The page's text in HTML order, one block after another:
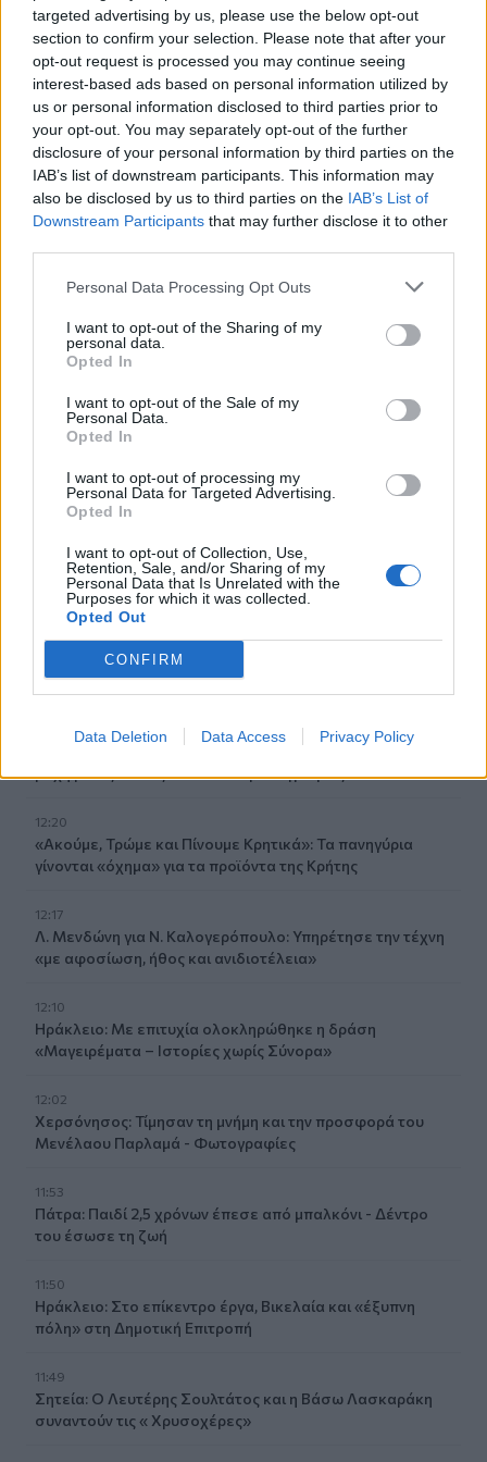
targeted advertising by us, please use the below opt-out
section to confirm your selection. Please note that after your
opt-out request is processed you may continue seeing
interest-based ads based on personal information utilized by
us or personal information disclosed to third parties prior to
your opt-out. You may separately opt-out of the further
disclosure of your personal information by third parties on the
IAB’s list of downstream participants. This information may
also be disclosed by us to third parties on the IAB’s List of
Downstream Participants that may further disclose it to other
Personal Data Processing Opt Outs
I want to opt-out of the Sharing of my
personal data.
Opted In
I want to opt-out of the Sale of my
Personal Data.
Opted In
I want to opt-out of processing my
Personal Data for Targeted Advertising.
Opted In
I want to opt-out of Collection, Use,
Retention, Sale, and/or Sharing of my
Personal Data that Is Unrelated with the
Purposes for which it was collected.
Opted Out
CONFIRM
Data Deletion Data Access Privacy Policy
Ροή ειδήσεων Δημοφιλή
13:11
Περιφέρεια Κρήτης: Μισό εκατομ. ευρώ για έργα οδικής
ασφάλειας
Έρχονται νέες προσλήψεις στο Λιμενικό - "Ενισχύσαμε
12:49
μητέρα της που χάθηκε στην εμπρηστική επίθεση
Μαρινάκης για Αλ. Τσίπρα: Η συλλογική μνήμη δεν σβήνει
τόσο εύκολα όσο εκείνος πιστεύει
Κικίλιας: «Έρχονται 420 νέες προσλήψεις στο Λιμενικό
Σώμα»
12:34
Νέο ρεκόρ για την "Οδύσσεια" - Η πιο επιτυχημένη ταινία
του Νόλαν
Φωτιά στον Κουβαρά: Καλύτερη η εικόνα, συνεχίζεται η
μάχη με τις εστίες - Βίντεο & φωτογραφίες
12:20
«Ακούμε, Τρώμε και Πίνουμε Κρητικά»: Τα πανηγύρια
γίνονται «όχημα» για τα προϊόντα της Κρήτης
12:17
Λ. Μενδώνη για Ν. Καλογερόπουλο: Υπηρέτησε την τέχνη
«με αφοσίωση, ήθος και ανιδιοτέλεια»
12:10
Ηράκλειο: Με επιτυχία ολοκληρώθηκε η δράση
«Μαγειρέματα – Ιστορίες χωρίς Σύνορα»
12:02
Χερσόνησος: Τίμησαν τη μνήμη και την προσφορά του
Μενέλαου Παρλαμά - Φωτογραφίες
11:53
Πάτρα: Παιδί 2,5 χρόνων έπεσε από μπαλκόνι - Δέντρο
του έσωσε τη ζωή
11:50
Ηράκλειο: Στο επίκεντρο έργα, Βικελαία και «έξυπνη
πόλη» στη Δημοτική Επιτροπή
11:49
Σητεία: Ο Λευτέρης Σουλτάτος και η Βάσω Λασκαράκη
συναντούν τις « Χρυσοχέρες»